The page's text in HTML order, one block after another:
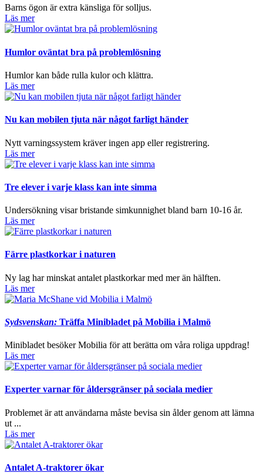
Barns ögon är extra känsliga för solljus.
Läs mer
Humlor oväntat bra på problemlösning
Humlor kan både rulla kulor och klättra.
Läs mer
Nu kan mobilen tjuta när något farligt händer
Nytt varningssystem kräver ingen app eller registrering.
Läs mer
Tre elever i varje klass kan inte simma
Undersökning visar bristande simkunnighet bland barn 10-16 år.
Läs mer
Färre plastkorkar i naturen
Ny lag har minskat antalet plastkorkar med mer än hälften.
Läs mer
Sydsvenskan: Träffa Minibladet på Mobilia i Malmö
Minibladet besöker Mobilia för att berätta om våra roliga uppdrag!
Läs mer
Experter varnar för åldersgränser på sociala medier
Problemet är att användarna måste bevisa sin ålder genom att lämna
ut ...
Läs mer
Antalet A-traktorer ökar